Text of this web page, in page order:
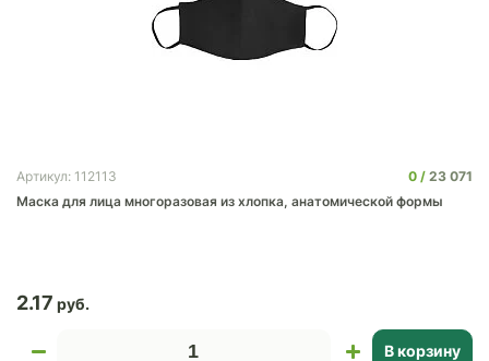
Артикул: 112113 0
23 071
Маска для лица многоразовая из хлопка, анатомической формы
2.17
В корзину